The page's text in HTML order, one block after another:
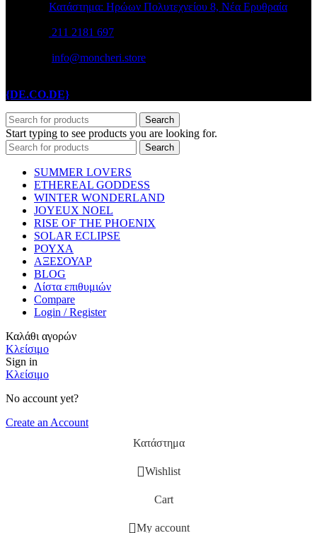
Κατάστημα: Ηρώων Πολυτεχνείου 8, Νέα Ερυθραία
211 2181 697
info@moncheri.store
{DE.CO.DE}
Search
Start typing to see products you are looking for.
Search
SUMMER LOVERS
ETHEREAL GODDESS
WINTER WONDERLAND
JOYEUX NOEL
RISE OF THE PHOENIX
SOLAR ECLIPSE
ΡΟΥΧΑ
ΑΞΕΣΟΥΑΡ
BLOG
Λίστα επιθυμιών
Compare
Login / Register
Καλάθι αγορών
Κλείσιμο
Sign in
Κλείσιμο
No account yet?
Create an Account
Κατάστημα
Wishlist
Cart
My account